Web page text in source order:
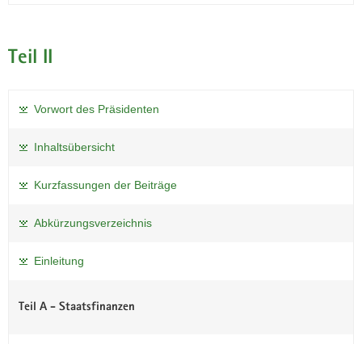
Teil II
Vorwort des Präsidenten
Inhaltsübersicht
Kurzfassungen der Beiträge
Abkürzungsverzeichnis
Einleitung
Teil A - Staatsfinanzen